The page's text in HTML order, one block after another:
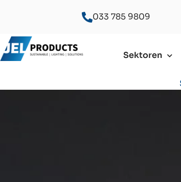
033 785 9809
Sektoren